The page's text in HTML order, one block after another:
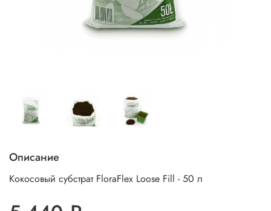
Описание
Кокосовый субстрат FloraFlex Loose Fill - 50 л